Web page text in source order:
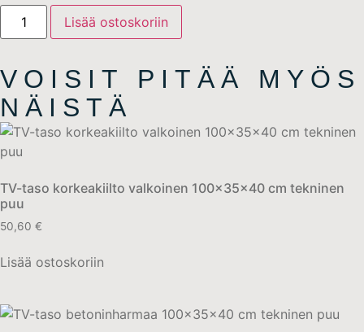
Lisää ostoskoriin
VOISIT PITÄÄ MYÖS
NÄISTÄ
TV-taso korkeakiilto valkoinen 100x35x40 cm tekninen
puu
50,60 €
Lisää ostoskoriin